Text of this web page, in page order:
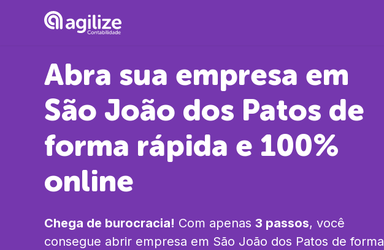
Abra sua empresa em
São João dos Patos de
forma rápida e 100%
online
Chega de burocracia! Com apenas 3 passos, você
consegue abrir empresa em São João dos Patos de forma